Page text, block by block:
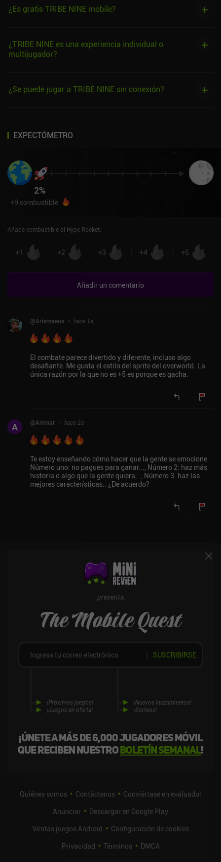
¿Es gratis TRIBE NINE mobile?
¿TRIBE NINE es una experiencia individual o
multijugador?
¿Se puede jugar a TRIBE NINE sin conexión?
EXPECTÓMETRO
2%
+9 combustible
Añade combustible al Hype Rocket:
+1 +2 +3 +4 +5
Añadir un comentario
@Artemaeus hace 1a
El combate parece divertido y diferente, incluso algo
desafiante. Me gusta el estilo del sprite del overworld. La
única razón por la que no es +5 es porque es gacha.
A @Ammar hace 2a
Te estoy enseñando cómo hacer que la gente se emocione
Número uno: no pagues para ganar..., Número 2: haz más
historia o algo que la gente quiera..., Número 3: haz las
mejores características.. ¿De acuerdo?
presenta,
The Mobile Quest
¡Únete a más de 6,000 jugadores móvil
que reciben nuestroboletín semanal!
¡Próximos juegos!
¡Juegos en oferta!
¡Nuevos lanzamientos!
¡Sorteos!
SUSCRIBIRSE
Quiénes somos Contáctenos
Conviértase en evaluador
Anunciar
Descargar en Google Play
Ventas juegos Android
Configuración de cookies
Privacidad
Términos DMCA